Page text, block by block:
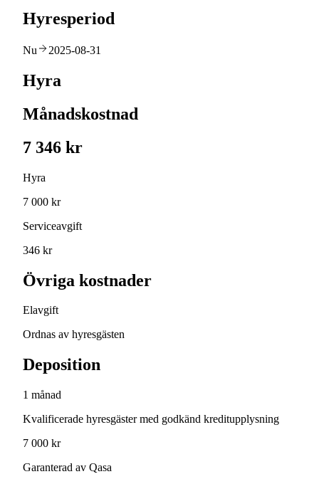
Hyresperiod
Nu 2025-08-31
Hyra
Månadskostnad
7 346 kr
Hyra
7 000 kr
Serviceavgift
346 kr
Övriga kostnader
Elavgift
Ordnas av hyresgästen
Deposition
1 månad
Kvalificerade hyresgäster med godkänd kreditupplysning
7 000 kr
Garanterad av Qasa